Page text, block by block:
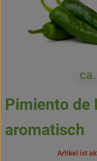
Kühltheke
Backstube
TrinkBar
Pimiento de
aromatisch
Artikel ist